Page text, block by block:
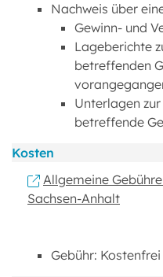
Nachweis über
Gewinn- und
Lageberichte
betreffenden
Unterlagen
betreffende
Kosten
Allgemeine
Sachsen-Anhalt
Gebühr: